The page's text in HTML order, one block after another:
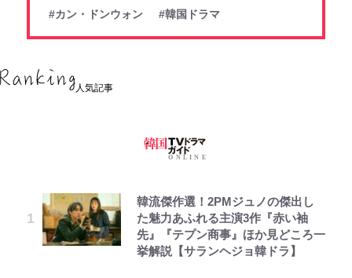
#カン・ドンウォン
#韓国ドラマ
人気記事
韓流傑作選！2PMジュノの傑出し
た魅力あふれる主演3作『赤い袖
先』『テプン商事』ほか見どころ一
挙解説【サランヘジョ韓ドラ】